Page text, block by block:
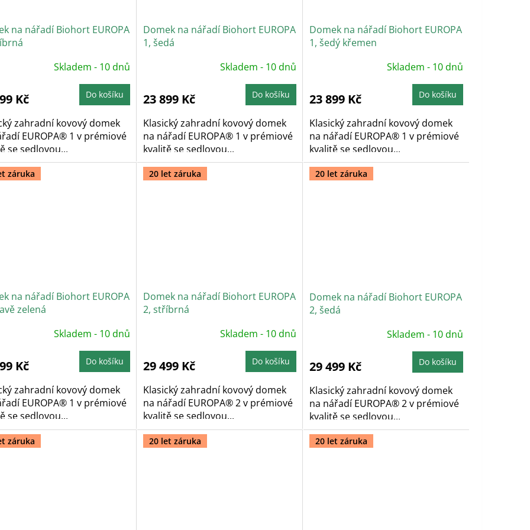
na nářadí Biohort EUROPA
Skladem - 10 dnů
Kč Do košíku
zahradní kovový domek
EUROPA® 1 v prémiové
se sedlovou...
Domek na nářadí Biohort EUROPA
1, šedá
5,0
z
hvězdiček.
Skladem - 10 dnů
23 899 Kč Do košíku
Klasický zahradní kovový domek
na nářadí EUROPA® 1 v prémiové
kvalitě se sedlovou...
Domek na nářadí Biohort EUROPA
1, šedý křemen
5,0
z
hvězdiček.
Skladem - 10 dnů
23 899 Kč Do košíku
Klasický zahradní kovový domek
na nářadí EUROPA® 1 v prémiové
kvalitě se sedlovou...
záruka
na nářadí Biohort EUROPA
zelená
Skladem - 10 dnů
Kč Do košíku
zahradní kovový domek
EUROPA® 1 v prémiové
se sedlovou...
20 let záruka
Domek na nářadí Biohort EUROPA
2, stříbrná
5,0
z
hvězdiček.
Skladem - 10 dnů
29 499 Kč Do košíku
Klasický zahradní kovový domek
na nářadí EUROPA® 2 v prémiové
kvalitě se sedlovou...
20 let záruka
Domek na nářadí Biohort EUROPA
2, šedá
5,0
z
hvězdiček.
Skladem - 10 dnů
29 499 Kč Do košíku
Klasický zahradní kovový domek
na nářadí EUROPA® 2 v prémiové
kvalitě se sedlovou...
záruka 20 let záruka 20 let záruka